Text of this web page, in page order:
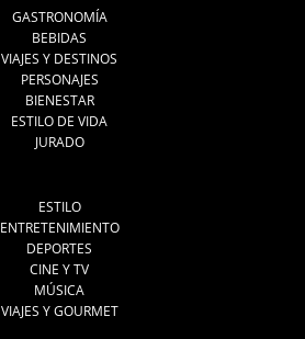
GASTRONOMÍA
BEBIDAS
VIAJES Y DESTINOS
PERSONAJES
BIENESTAR
ESTILO DE VIDA
JURADO
ESTILO
ENTRETENIMIENTO
DEPORTES
CINE Y TV
MÚSICA
VIAJES Y GOURMET